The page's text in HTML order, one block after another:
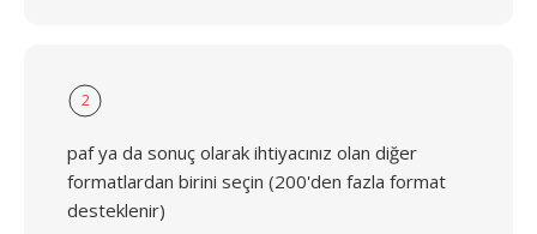
2
paf ya da sonuç olarak ihtiyacınız olan diğer
formatlardan birini seçin (200'den fazla format
desteklenir)